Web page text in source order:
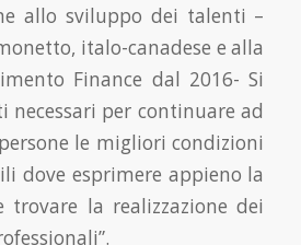
allo sviluppo dei talenti –
italo-canadese e alla
Finance dal 2016- Si
per continuare ad
le migliori condizioni
dove esprimere appieno la
la realizzazione dei